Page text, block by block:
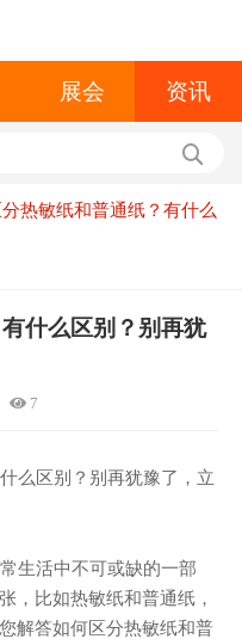
展会 资讯
热敏纸和普通纸？有什么
什么区别？别再犹
7
么区别？别再犹豫了，立
生活中不可或缺的一部
，比如热敏纸和普通纸，
解答如何区分热敏纸和普